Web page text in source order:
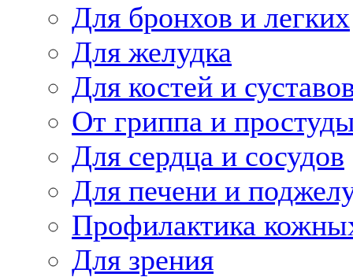
Для бронхов и легких
Для желудка
Для костей и
От гриппа и
Для сердца и сосудов
Для печени и
Профилактика
Для зрения